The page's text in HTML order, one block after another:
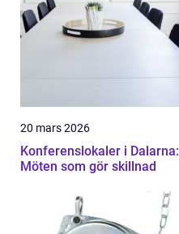
20 mars 2026
Konferenslokaler i Dalarna:
Möten som gör skillnad